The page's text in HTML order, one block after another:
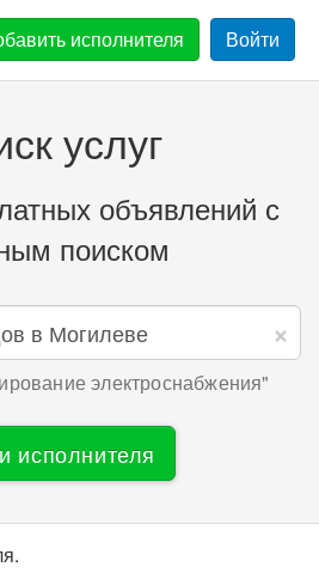
исполнителя Войти
услуг
объявлений с
поиском
×
электроснабжения"
исполнителя